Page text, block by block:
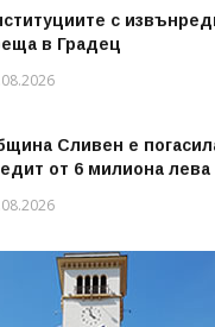
с
в Градец
Сливен е
от 6 милиона лева